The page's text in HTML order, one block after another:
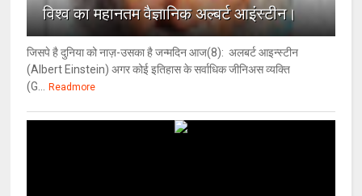
विश्‍व का महानतम वैज्ञानिक अल्बर्ट आइंस्टीन।
जिसपे है दुनिया को नाज़-उसका है जन्मदिन आज(8): अलबर्ट आइन्स्टीन
(Albert Einstein) अगर कोई इतिहास के सर्वाधिक जीनिअस व्यक्ति
(G... Readmore